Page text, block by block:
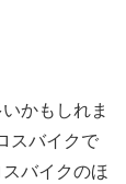
かもしれま
スバイクで
バイクのほ